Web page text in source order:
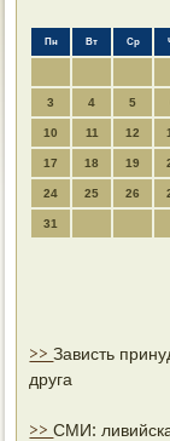
Пн Вт Ср
3 4 5
10 11 12
17 18 19
24 25 26
31
>>Зависть
друга
>>СМИ: